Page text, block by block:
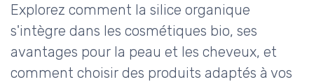
Explorez comment la silice organique
s'intègre dans les cosmétiques bio, ses
avantages pour la peau et les cheveux, et
comment choisir des produits adaptés à vos